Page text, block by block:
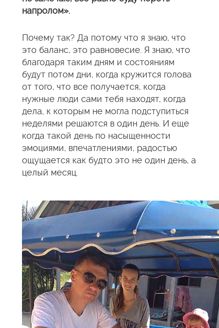
напролом».
Почему так? Да потому что я знаю, что
это баланс, это равновесие. Я знаю, что
благодаря таким дням и состояниям
будут потом дни, когда кружится голова
от того, что все получается, когда
нужные люди сами тебя находят, когда
дела, к которым не могла подступиться
неделями решаются в один день. И еще
когда такой день по насыщенности
эмоциями, впечатлениями, радостью
ощущается как будто это не один день, а
целый месяц.